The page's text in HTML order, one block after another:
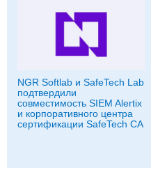
NGR Softlab и SafeTech Lab
подтвердили
совместимость SIEM Alertix
и корпоративного центра
сертификации SafeTech CA